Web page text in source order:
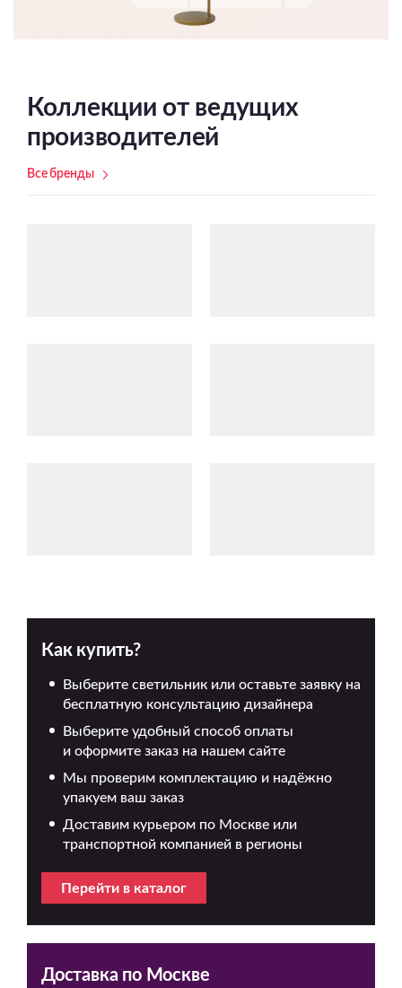
Коллекции от ведущих
производителей
Все бренды
Как купить?
Выберите светильник или оставьте заявку на
бесплатную консультацию дизайнера
Выберите удобный способ оплаты
и оформите заказ на нашем сайте
Мы проверим комплектацию и надёжно
упакуем ваш заказ
Доставим курьером по Москве или
транспортной компанией в регионы
Перейти в каталог
Доставка по Москве